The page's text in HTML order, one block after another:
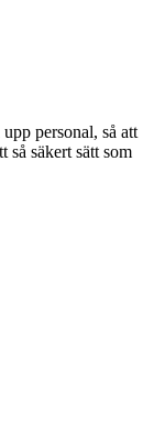
personal, så att
så säkert sätt som